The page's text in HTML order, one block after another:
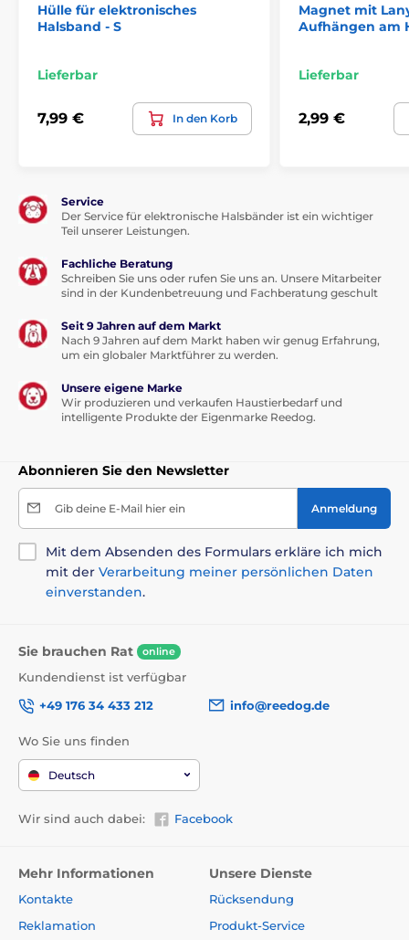
Hülle für elektronisches
Halsband - S
Lieferbar
7,99 € In den Korb
Magnet mit
Aufhängen am
Lieferbar
2,99 €
Service
Der Service für elektronische Halsbänder ist ein wichtiger
Teil unserer Leistungen.
Fachliche Beratung
Schreiben Sie uns oder rufen Sie uns an. Unsere Mitarbeiter
sind in der Kundenbetreuung und Fachberatung geschult
Seit 9 Jahren auf dem Markt
Nach 9 Jahren auf dem Markt haben wir genug Erfahrung,
um ein globaler Marktführer zu werden.
Unsere eigene Marke
Wir produzieren und verkaufen Haustierbedarf und
intelligente Produkte der Eigenmarke Reedog.
Abonnieren Sie den Newsletter
Gib deine E-Mail hier ein Anmeldung
Mit dem Absenden des Formulars erkläre ich mich
mit der Verarbeitung meiner persönlichen Daten
einverstanden.
Sie brauchen Rat online
Kundendienst ist verfügbar
+49 176 34 433 212
info@reedog.de
Wo Sie uns finden
Deutsch
Wir sind auch dabei: Facebook
Mehr Informationen
Kontakte
Reklamation
Unsere Dienste
Rücksendung
Produkt-Service